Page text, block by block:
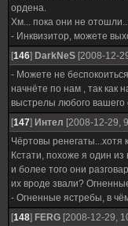
ордена.
Хм... пока они не
- Инквизитор, можете
[146] DarkNeS [2008-12-
- Можете не
начнёте по нам , так как
выстрелы любого вашего
[147] Интел [2008-12-29,
Чёртовы ренегаты...хотя
Кстати, похоже я один
и более того они
их вроде звали?
- Огненные ястребы, в
[148] FERG [2008-12-29,